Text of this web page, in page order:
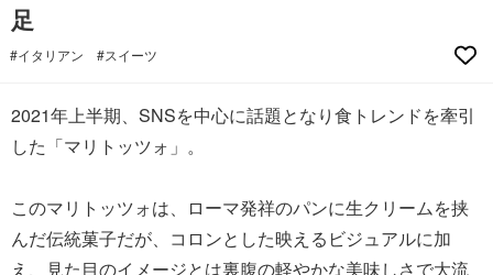
足
#イタリアン #スイーツ
2021年上半期、SNSを中心に話題となり食トレンドを牽引
した「マリトッツォ」。
このマリトッツォは、ローマ発祥のパンに生クリームを挟
んだ伝統菓子だが、コロンとした映えるビジュアルに加
え、見た目のイメージとは裏腹の軽やかな美味しさで大流